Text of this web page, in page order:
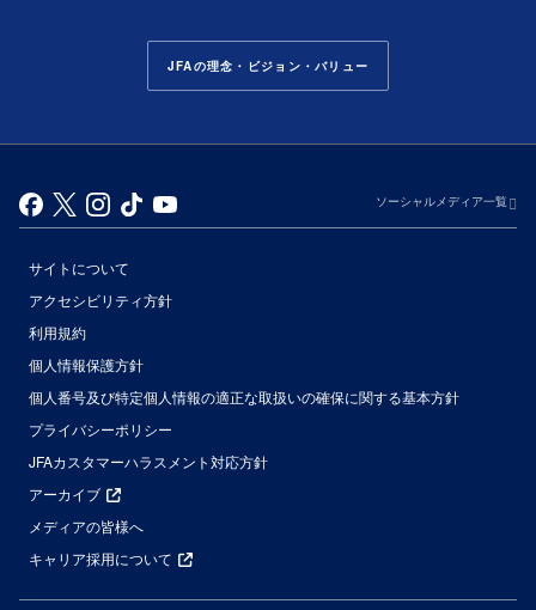
JFAの理念・ビジョン・バリュー
ソーシャルメディア一覧
サイトについて
アクセシビリティ方針
利用規約
個人情報保護方針
個人番号及び特定個人情報の適正な取扱いの確保に関する基本方針
プライバシーポリシー
JFAカスタマーハラスメント対応方針
アーカイブ
メディアの皆様へ
キャリア採用について